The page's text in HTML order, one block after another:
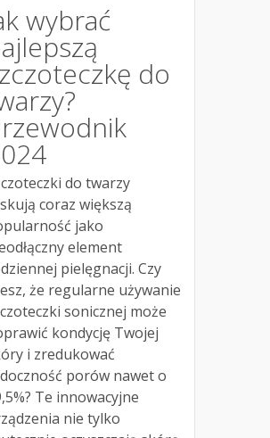
wybrać
do
do twarzy
coraz większą
jako
element
pielęgnacji. Czy
że regularne używanie
sonicznej może
kondycję Twojej
i zredukować
porów nawet o
Te innowacyjne
nie tylko